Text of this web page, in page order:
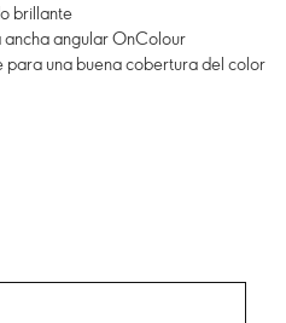
brillante
angular OnColour
una buena cobertura del color